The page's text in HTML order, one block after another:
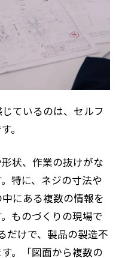
ているのは、セルフ
。
状、作業の抜けがな
特に、ネジの寸法や
にある複数の情報を
ものづくりの現場で
だけで、製品の製造不
。「図面から複数の